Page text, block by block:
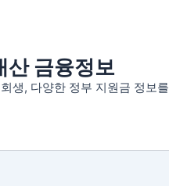
산 금융정보
생, 다양한 정부 지원금 정보